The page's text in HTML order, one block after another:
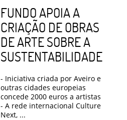
FUNDO APOIA A
CRIAÇÃO DE OBRAS
DE ARTE SOBRE A
SUSTENTABILIDADE
- Iniciativa criada por Aveiro e
outras cidades europeias
concede 2000 euros a artistas
- A rede internacional Culture
Next, ...